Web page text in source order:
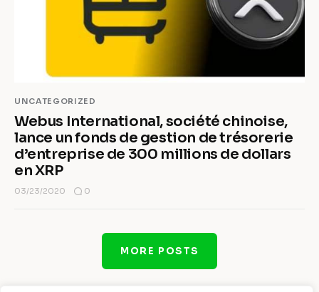
UNCATEGORIZED
Webus International, société chinoise,
lance un fonds de gestion de trésorerie
d’entreprise de 300 millions de dollars
en XRP
03/23/2020 0
MORE POSTS